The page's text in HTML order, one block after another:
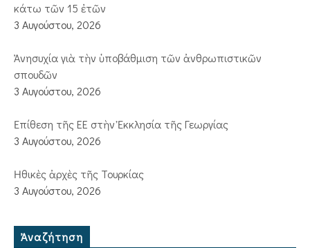
κάτω τῶν 15 ἐτῶν
3 Αυγούστου, 2026
Ἀνησυχία γιὰ τὴν ὑποβάθμιση τῶν ἀνθρωπιστικῶν
σπουδῶν
3 Αυγούστου, 2026
Ἐπίθεση τῆς ΕΕ στὴν Ἐκκλησία τῆς Γεωργίας
3 Αυγούστου, 2026
Ἠθικὲς ἀρχὲς τῆς Τουρκίας
3 Αυγούστου, 2026
Ἀναζήτηση